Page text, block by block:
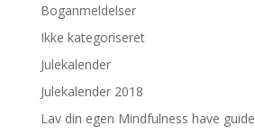
Boganmeldelser
Ikke kategoriseret
Julekalender
Julekalender 2018
Lav din egen Mindfulness have guide